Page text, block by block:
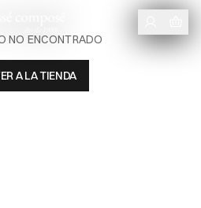
NO ENCONTRADO
A LA TIENDA